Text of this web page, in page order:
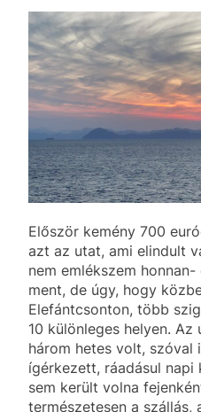
Először kemény 700
azt az utat, ami elindult
nem emlékszem
ment, de úgy, hogy
Elefántcsonton, több
10 különleges helyen.
három hetes volt, szóval
ígérkezett, ráadásul napi
sem került volna
természetesen a szállás,